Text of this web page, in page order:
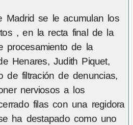
Madrid se le acumulan los
, en la recta final de la
procesamiento de la
Henares, Judith Piquet,
de filtración de denuncias,
nerviosos a los
filas con una regidora
ha destapado como uno